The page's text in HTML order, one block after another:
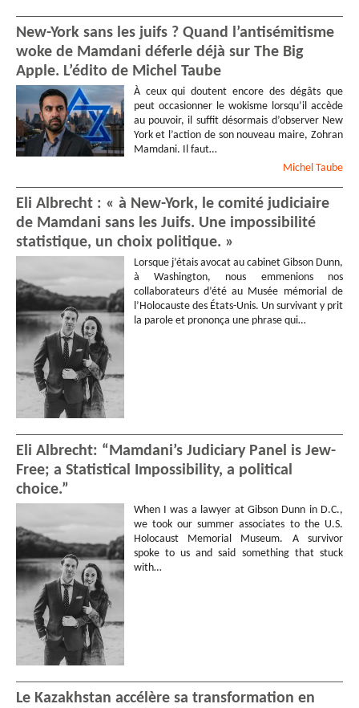
New-York sans les juifs ? Quand l’antisémitisme
woke de Mamdani déferle déjà sur The Big
Apple. L’édito de Michel Taube
À ceux qui doutent encore des dégâts que
peut occasionner le wokisme lorsqu’il accède
au pouvoir, il suffit désormais d’observer New
York et l’action de son nouveau maire, Zohran
Mamdani. Il faut…
Michel Taube
Eli Albrecht : « à New-York, le comité judiciaire
de Mamdani sans les Juifs. Une impossibilité
statistique, un choix politique. »
Lorsque j’étais avocat au cabinet Gibson Dunn,
à Washington, nous emmenions nos
collaborateurs d’été au Musée mémorial de
l’Holocauste des États-Unis. Un survivant y prit
la parole et prononça une phrase qui…
Eli Albrecht: “Mamdani’s Judiciary Panel is Jew-
Free; a Statistical Impossibility, a political
choice.”
When I was a lawyer at Gibson Dunn in D.C.,
we took our summer associates to the U.S.
Holocaust Memorial Museum. A survivor
spoke to us and said something that stuck
with…
Le Kazakhstan accélère sa transformation en